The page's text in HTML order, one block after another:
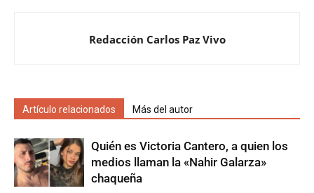
Redacción Carlos Paz Vivo
Artículo relacionados Más del autor
Quién es Victoria Cantero, a quien los
medios llaman la «Nahir Galarza»
chaqueña